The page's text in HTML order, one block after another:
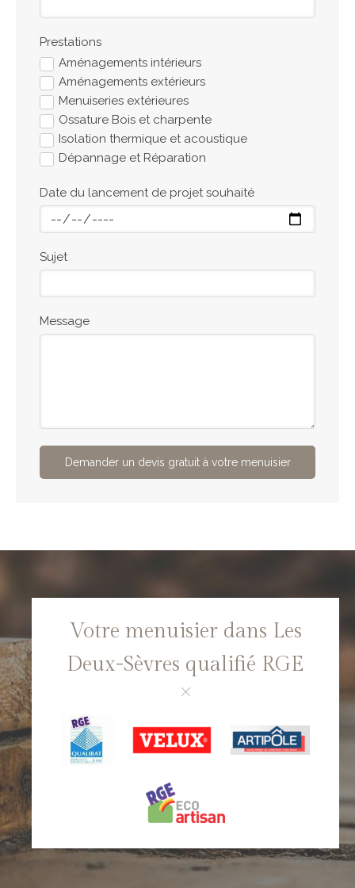
Prestations
Aménagements intérieurs
Aménagements extérieurs
Menuiseries extérieures
Ossature Bois et charpente
Isolation thermique et acoustique
Dépannage et Réparation
Date du lancement de projet souhaité
Sujet
Message
Demander un devis gratuit à votre menuisier
Votre menuisier dans Les
Deux-Sèvres qualifié RGE